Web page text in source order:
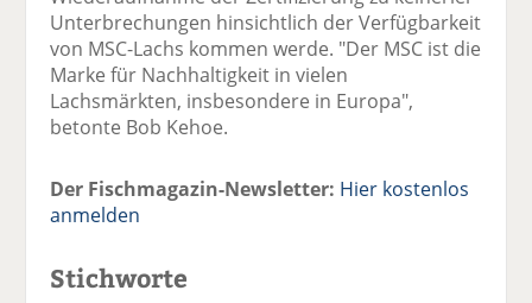
Unterbrechungen hinsichtlich der Verfügbarkeit
von MSC-Lachs kommen werde. "Der MSC ist die
Marke für Nachhaltigkeit in vielen
Lachsmärkten, insbesondere in Europa",
betonte Bob Kehoe.
Der Fischmagazin-Newsletter: Hier kostenlos
anmelden
Stichworte